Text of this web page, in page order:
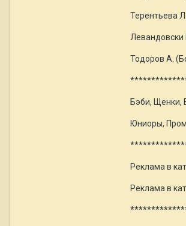
Терентьева
Тодоров А.
Бэби, Щенки,
Юниоры,
Реклама в
Реклама в